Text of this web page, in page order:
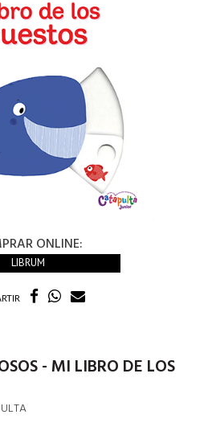
ONLINE:
LIBRUM
- MI LIBRO DE LOS